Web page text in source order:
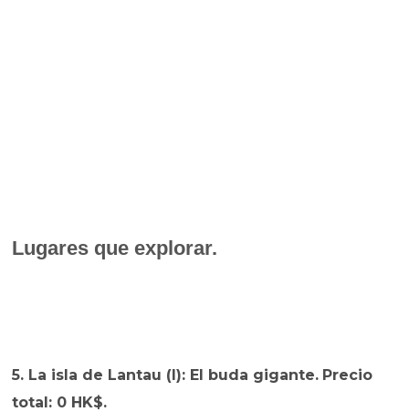
Lugares que explorar.
5. La isla de Lantau (I): El buda gigante. Precio
total: 0 HK$.